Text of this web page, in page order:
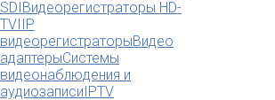
SDIВидеорегистраторы HD-
TVI IP
видеорегистраторыВидео
адаптерыСистемы
видеонаблюдения и
аудиозаписиIPTV